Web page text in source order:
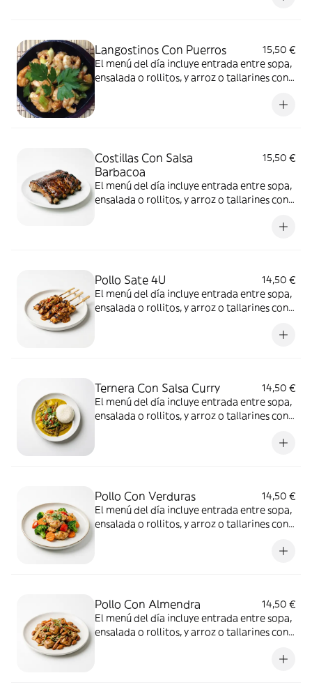
Langostinos Con Puerros
15,50 €
El menú del día incluye entrada entre sopa,
ensalada o rollitos, y arroz o tallarines con
Costillas Con Salsa
Barbacoa
15,50 €
El menú del día incluye entrada entre sopa,
ensalada o rollitos, y arroz o tallarines con
Pollo Sate 4U
14,50 €
El menú del día incluye entrada entre sopa,
ensalada o rollitos, y arroz o tallarines con
Ternera Con Salsa Curry
14,50 €
El menú del día incluye entrada entre sopa,
ensalada o rollitos, y arroz o tallarines con
Pollo Con Verduras
14,50 €
El menú del día incluye entrada entre sopa,
ensalada o rollitos, y arroz o tallarines con
Pollo Con Almendra
14,50 €
El menú del día incluye entrada entre sopa,
ensalada o rollitos, y arroz o tallarines con